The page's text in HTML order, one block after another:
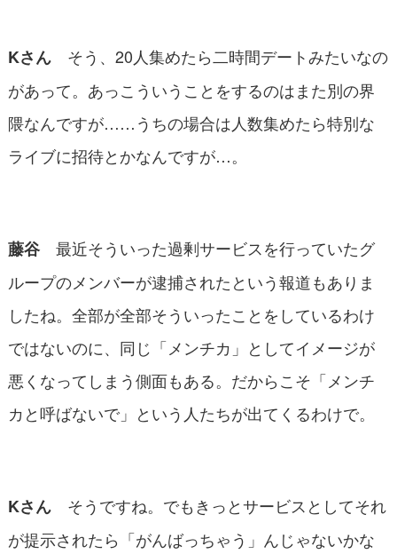
Kさんそう、20人集めたら二時間デートみたいなの
があって。あっこういうことをするのはまた別の界
隈なんですが……うちの場合は人数集めたら特別な
ライブに招待とかなんですが…。
藤谷 最近そういった過剰サービスを行っていたグ
ループのメンバーが逮捕されたという報道もありま
したね。全部が全部そういったことをしているわけ
ではないのに、同じ「メンチカ」としてイメージが
悪くなってしまう側面もある。だからこそ「メンチ
カと呼ばないで」という人たちが出てくるわけで。
Kさんそうですね。でもきっとサービスとしてそれ
が提示されたら「がんばっちゃう」んじゃないかな